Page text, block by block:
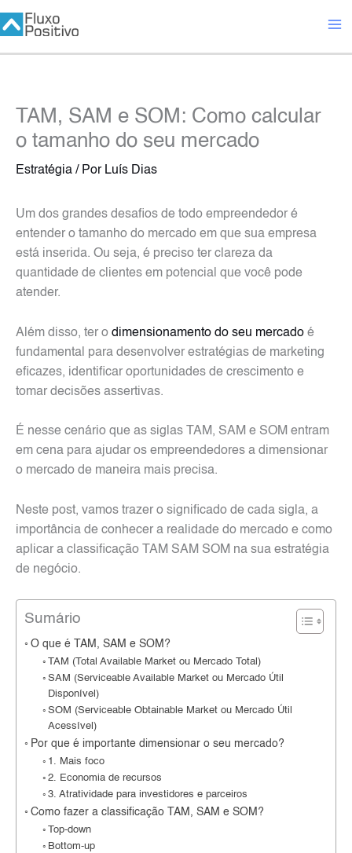
para
TAM, SAM e SOM: Como calcular
o tamanho do seu mercado
Estratégia / Por Luís Dias
Um dos grandes desafios de todo empreendedor é
entender o tamanho do mercado em que sua empresa
está inserida. Ou seja, é preciso ter clareza da
quantidade de clientes em potencial que você pode
atender.
Além disso, ter o dimensionamento do seu mercado é
fundamental para desenvolver estratégias de marketing
eficazes, identificar oportunidades de crescimento e
tomar decisões assertivas.
É nesse cenário que as siglas TAM, SAM e SOM entram
em cena para ajudar os empreendedores a dimensionar
o mercado de maneira mais precisa.
Neste post, vamos trazer o significado de cada sigla, a
importância de conhecer a realidade do mercado e como
aplicar a classificação TAM SAM SOM na sua estratégia
de negócio.
Sumário
O que é TAM, SAM e SOM?
TAM (Total Available Market ou Mercado Total)
SAM (Serviceable Available Market ou Mercado Útil
Disponível)
SOM (Serviceable Obtainable Market ou Mercado Útil
Acessível)
Por que é importante dimensionar o seu mercado?
1. Mais foco
2. Economia de recursos
3. Atratividade para investidores e parceiros
Como fazer a classificação TAM, SAM e SOM?
Top-down
Bottom-up